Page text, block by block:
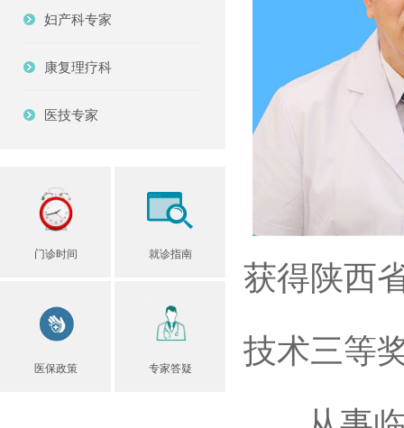
妇产科专家
康复理疗科
医技专家
门诊时间 就诊指南
医保政策 专家答疑
获得陕西
技术三等